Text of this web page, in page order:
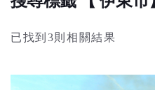
已找到3則相關結果